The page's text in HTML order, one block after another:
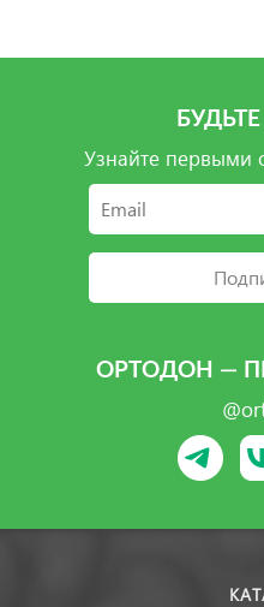
Узнайте первыми
ОРТОДОН —